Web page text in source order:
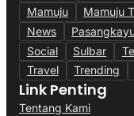
Mamuju
Mamuju
News
Social
Sulbar
Travel
Trending
Link Penting
Tentang Kami